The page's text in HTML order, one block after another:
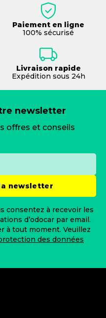
Paiement en ligne
100% sécurisé
Livraison rapide
Expédition sous 24h
newsletter
offres et conseils
newsletter
consentez à recevoir les
d’odocar par email.
à tout moment. Veuillez
des données